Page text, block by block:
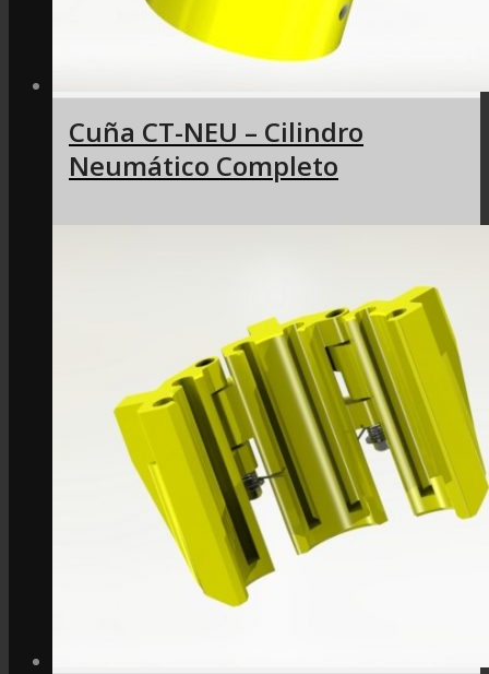
Cuña CT-NEU – Cilindro
Neumático Completo